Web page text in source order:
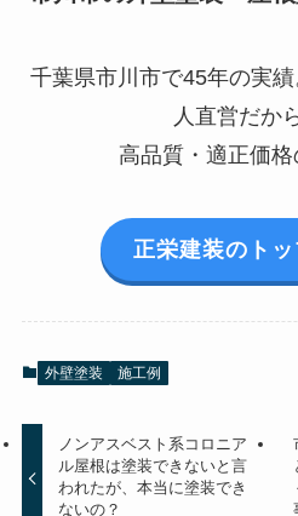
千葉県市川市で45年の実
人直営だか
高品質・適正価
正栄建装のト
外壁塗装 施工例
ノンアスベスト系コロニア
ル屋根は塗装できないと言
われたが、本当に塗装でき
ないの？